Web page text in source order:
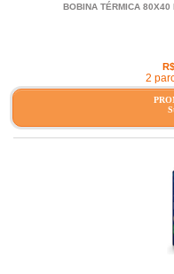
BOBINA TÉRMICA 80X40
2